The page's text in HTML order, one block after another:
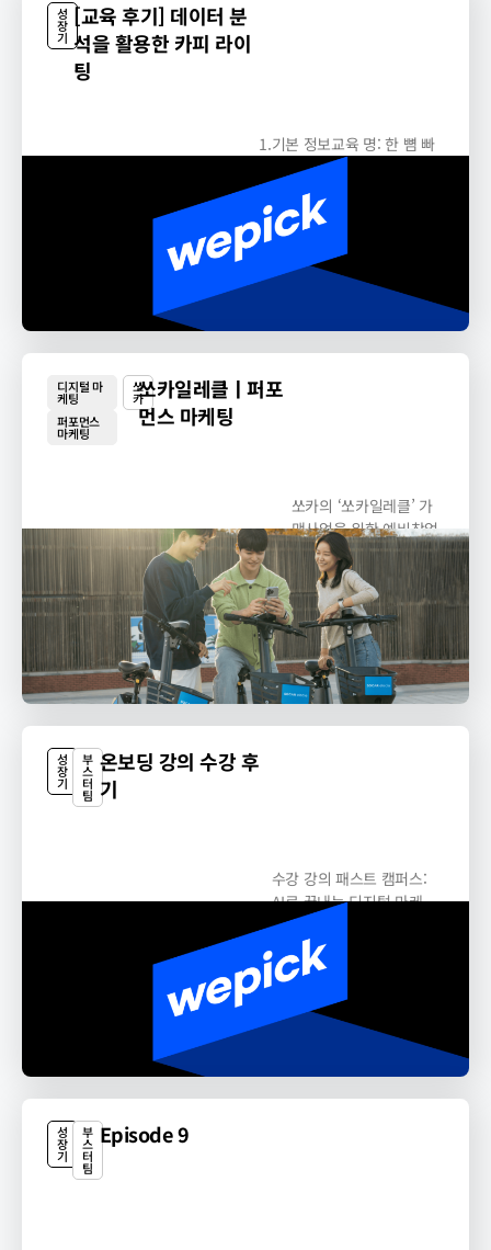
성
장
기
[교육 후기] 데이터 분
석을 활용한 카피 라이
팅
1.기본 정보교육 명: 한 뼘 빠
른 마케터의 기획법...
디지털 마
케팅
퍼포먼스
마케팅
쏘
카쏘카일레클ㅣ퍼포
먼스 마케팅
쏘카의 ‘쏘카일레클’ 가
맹사업을 위한 예비창업
주 리드 획득 목적의...
성
장
기
부
스
터
팀
온보딩 강의 수강 후
기
수강 강의 패스트 캠퍼스:
AI로 끝내는 디지털 마케
팅...
성
장
기
부
스
터
팀
Episode 9